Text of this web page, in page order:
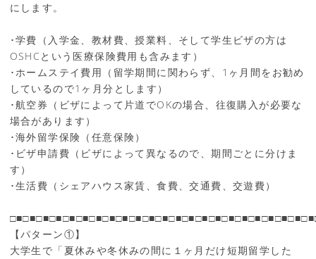
にします。
･学費（入学金、教材費、授業料、そして学生ビザの方は
OSHCという医療保険費用も含みます）
･ホームステイ費用（留学期間に関わらず、1ヶ月間をお勧め
しているので1ヶ月分とします）
･航空券（ビザによって片道でOKの場合、往復購入が必要な
場合があります）
･海外留学保険（任意保険）
･ビザ申請費（ビザによって異なるので、期間ごとに分けま
す）
･生活費（シェアハウス家賃、食費、交通費、交遊費）
【パターン①】
大学生で「夏休みや冬休みの間に１ヶ月だけ短期留学した